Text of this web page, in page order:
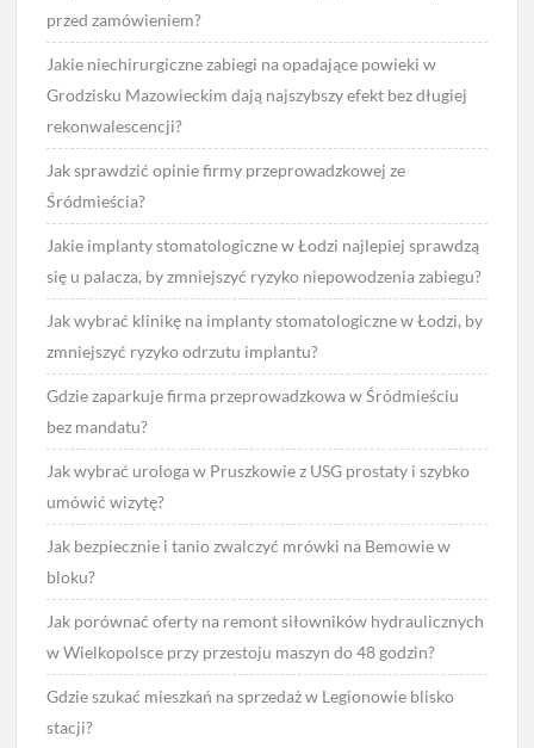
przed zamówieniem?
Jakie niechirurgiczne zabiegi na opadające powieki w
Grodzisku Mazowieckim dają najszybszy efekt bez długiej
rekonwalescencji?
Jak sprawdzić opinie firmy przeprowadzkowej ze
Śródmieścia?
Jakie implanty stomatologiczne w Łodzi najlepiej sprawdzą
się u palacza, by zmniejszyć ryzyko niepowodzenia zabiegu?
Jak wybrać klinikę na implanty stomatologiczne w Łodzi, by
zmniejszyć ryzyko odrzutu implantu?
Gdzie zaparkuje firma przeprowadzkowa w Śródmieściu
bez mandatu?
Jak wybrać urologa w Pruszkowie z USG prostaty i szybko
umówić wizytę?
Jak bezpiecznie i tanio zwalczyć mrówki na Bemowie w
bloku?
Jak porównać oferty na remont siłowników hydraulicznych
w Wielkopolsce przy przestoju maszyn do 48 godzin?
Gdzie szukać mieszkań na sprzedaż w Legionowie blisko
stacji?